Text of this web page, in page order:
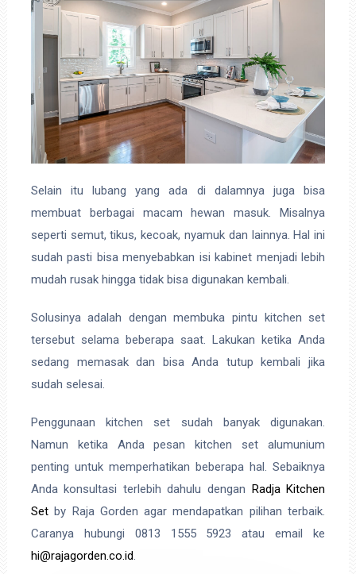
Selain itu lubang yang ada di dalamnya juga bisa
membuat berbagai macam hewan masuk. Misalnya
seperti semut, tikus, kecoak, nyamuk dan lainnya. Hal ini
sudah pasti bisa menyebabkan isi kabinet menjadi lebih
mudah rusak hingga tidak bisa digunakan kembali.
Solusinya adalah dengan membuka pintu kitchen set
tersebut selama beberapa saat. Lakukan ketika Anda
sedang memasak dan bisa Anda tutup kembali jika
sudah selesai.
Penggunaan kitchen set sudah banyak digunakan.
Namun ketika Anda pesan kitchen set alumunium
penting untuk memperhatikan beberapa hal. Sebaiknya
Anda konsultasi terlebih dahulu dengan
Radja Kitchen
Setby Raja Gorden agar mendapatkan pilihan terbaik.
Caranya hubungi 0813 1555 5923 atau email ke
hi@rajagorden.co.id.